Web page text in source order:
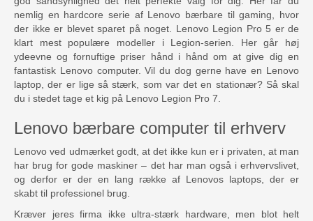
nemlig en hardcore serie af Lenovo bærbare til gaming, hvor
der ikke er blevet sparet på noget. Lenovo Legion Pro 5 er de
klart mest populære modeller i Legion-serien. Her går høj
ydeevne og fornuftige priser hånd i hånd om at give dig en
fantastisk Lenovo computer. Vil du dog gerne have en Lenovo
laptop, der er lige så stærk, som var det en stationær? Så skal
du i stedet tage et kig på Lenovo Legion Pro 7.
Lenovo bærbare computer til erhverv
Lenovo ved udmærket godt, at det ikke kun er i privaten, at man
har brug for gode maskiner – det har man også i erhvervslivet,
og derfor er der en lang række af Lenovos laptops, der er
skabt til professionel brug.
Kræver jeres firma ikke ultra-stærk hardware, men blot helt